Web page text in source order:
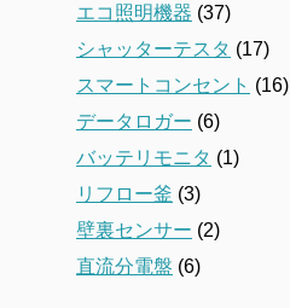
エコ照明機器 (37)
シャッターテスタ (17)
スマートコンセント (16)
データロガー (6)
バッテリモニタ (1)
リフロー釜 (3)
壁裏センサー (2)
直流分電盤 (6)